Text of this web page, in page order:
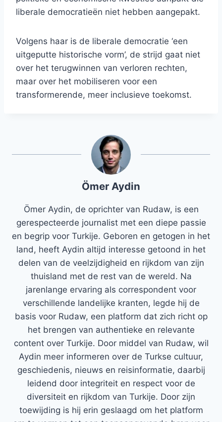
liberale democratieën niet hebben aangepakt.
Volgens haar is de liberale democratie ‘een
uitgeputte historische vorm’, de strijd gaat niet
over het terugwinnen van verloren rechten,
maar over het mobiliseren voor een
transformerende, meer inclusieve toekomst.
Ömer Aydin
Ömer Aydin, de oprichter van Rudaw, is een
gerespecteerde journalist met een diepe passie
en begrip voor Turkije. Geboren en getogen in het
land, heeft Aydin altijd interesse getoond in het
delen van de veelzijdigheid en rijkdom van zijn
thuisland met de rest van de wereld. Na
jarenlange ervaring als correspondent voor
verschillende landelijke kranten, legde hij de
basis voor Rudaw, een platform dat zich richt op
het brengen van authentieke en relevante
content over Turkije. Door middel van Rudaw, wil
Aydin meer informeren over de Turkse cultuur,
geschiedenis, nieuws en reisinformatie, daarbij
leidend door integriteit en respect voor de
diversiteit en rijkdom van Turkije. Door zijn
toewijding is hij erin geslaagd om het platform